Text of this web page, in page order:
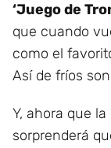
‘Juego de
que cuando
como el
Así de fríos
Y, ahora que
sorprenderá